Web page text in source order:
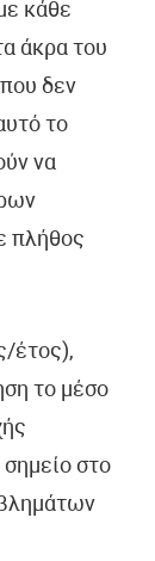
κάθε
άκρα του
δεν
το
να
πλήθος
έτος),
το μέσο
στο